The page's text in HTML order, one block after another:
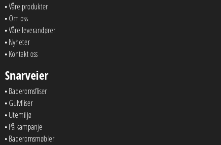
Våre produkter
Om oss
Våre leverandører
Nyheter
Kontakt oss
Snarveier
Baderomsfliser
Gulvfliser
Utemiljø
På kampanje
Baderomsmøbler